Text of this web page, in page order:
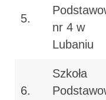
5.
nr 4 w
Lubaniu
6.
Szkoła